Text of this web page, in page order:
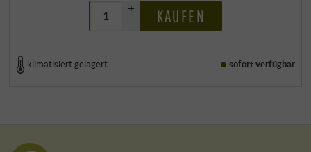
+
–
KAUFEN
klimatisiert gelagert sofort verfügbar